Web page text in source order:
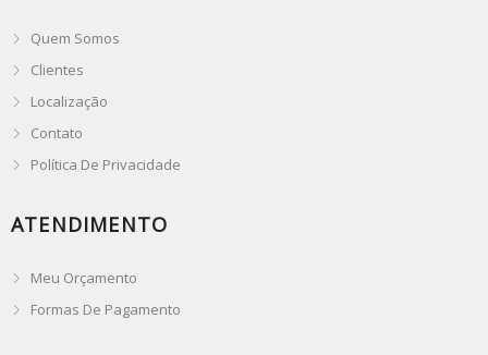
Quem Somos
Clientes
Localização
Contato
Política De Privacidade
ATENDIMENTO
Meu Orçamento
Formas De Pagamento